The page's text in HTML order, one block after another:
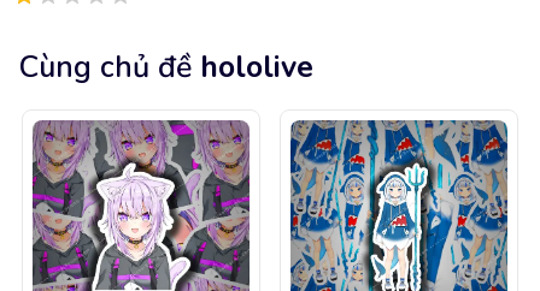
Cùng chủ đề hololive